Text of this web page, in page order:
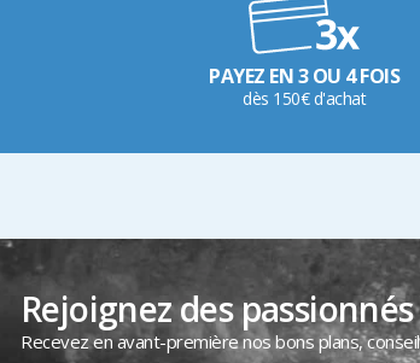
PAYEZ EN 3 OU 4 FOIS
dès 150€ d'achat
Rejoignez des
Recevez en avant-première nos bons plans,